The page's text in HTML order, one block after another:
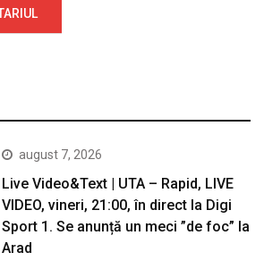
august 7, 2026
Live Video&Text | UTA – Rapid, LIVE
VIDEO, vineri, 21:00, în direct la Digi
Sport 1. Se anunță un meci ”de foc” la
Arad